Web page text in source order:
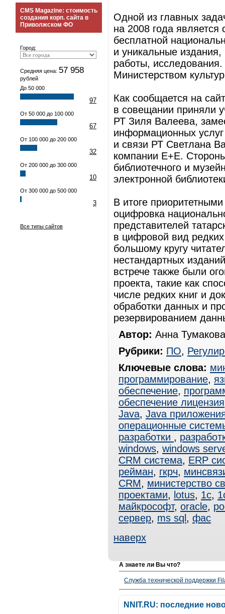
CMS Magazine: стоимость
создания корп. сайта в
Приволжском ФО
Город:
Средняя цена: 57 958
рублей
До 50 000
97
От 50 000 до 100 000
67
От 100 000 до 200 000
32
От 200 000 до 300 000
10
От 300 000 до 500 000
3
Все типы сайтов
Одной из главных
на 2008 года является
бесплатной
и уникальные
работы,
Министерством
Как сообщается на
в совещании приняли
РТ Зиля Валеева,
информационных
и связи РТ Светлана
компании E+E.
библиотечного и
электронной
В итоге
оцифровка
представителей
в цифровой вид
большому кругу
нестандартных
встрече также были
проекта, такие как
числе редких книг и
обработки данных и
резервированием
Автор: Анна
Рубрики: ПО,
Ключевые слова:
программирование,
обеспечение,
обеспечение лицензия
Java, Java
операционные
разработки ,
windows, windows
CRM система, ERP
рейман, гкрч,
CRM, министерство
проектами, lotus, 1с,
майкрософт, oracle,
сервер, ms sql , фас
наверх
А знаете ли Вы что?
Служба технической поддержки
NNIT.RU: последние